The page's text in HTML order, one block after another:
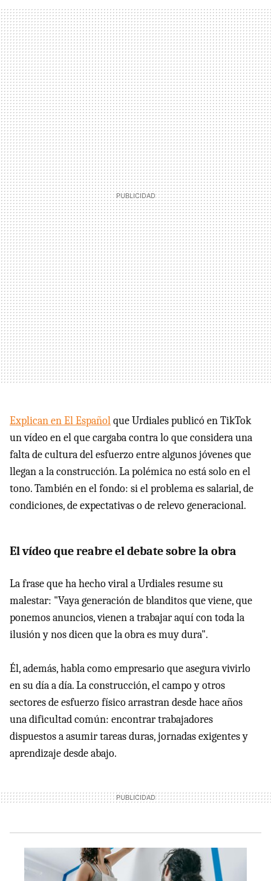
Explican en El Españolque Urdiales publicó en TikTok
un vídeo en el que cargaba contra lo que considera una
falta de cultura del esfuerzo entre algunos jóvenes que
llegan a la construcción. La polémica no está solo en el
tono. También en el fondo: si el problema es salarial, de
condiciones, de expectativas o de relevo generacional.
El vídeo que reabre el debate sobre la obra
La frase que ha hecho viral a Urdiales resume su
malestar: "Vaya generación de blanditos que viene, que
ponemos anuncios, vienen a trabajar aquí con toda la
ilusión y nos dicen que la obra es muy dura".
Él, además, habla como empresario que asegura vivirlo
en su día a día. La construcción, el campo y otros
sectores de esfuerzo físico arrastran desde hace años
una dificultad común: encontrar trabajadores
dispuestos a asumir tareas duras, jornadas exigentes y
aprendizaje desde abajo.